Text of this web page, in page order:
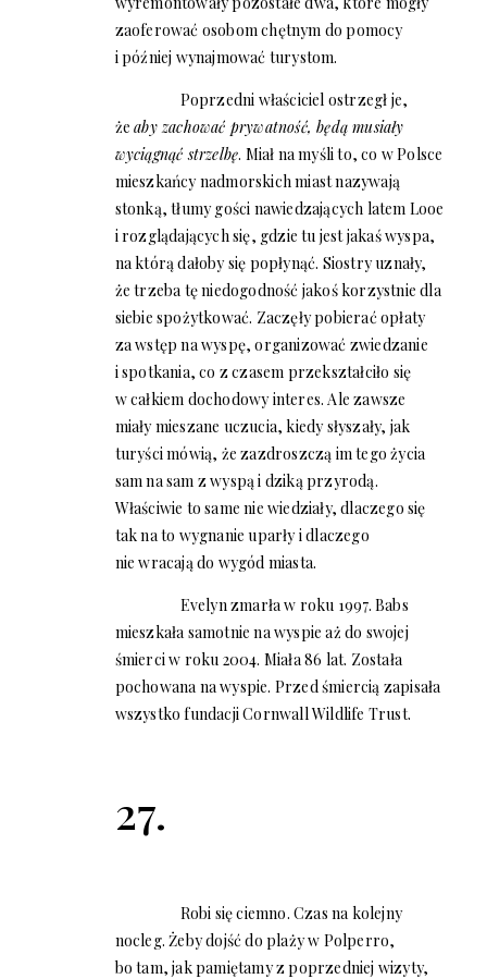
zaoferować osobom chętnym do pomocy
i później wynajmować turystom.
Poprzedni właściciel ostrzegł je,
żeaby zachować prywatność, będą musiały
wyciągnąć strzelbę. Miał na myśli to, co w Polsce
mieszkańcy nadmorskich miast nazywają
stonką, tłumy gości nawiedzających latem Looe
i rozglądających się, gdzie tu jest jakaś wyspa,
na którą dałoby się popłynąć. Siostry uznały,
że trzeba tę niedogodność jakoś korzystnie dla
siebie spożytkować. Zaczęły pobierać opłaty
za wstęp na wyspę, organizować zwiedzanie
i spotkania, co z czasem przekształciło się
w całkiem dochodowy interes. Ale zawsze
miały mieszane uczucia, kiedy słyszały, jak
turyści mówią, że zazdroszczą im tego życia
sam na sam z wyspą i dziką przyrodą.
Właściwie to same nie wiedziały, dlaczego się
tak na to wygnanie uparły i dlaczego
nie wracają do wygód miasta.
Evelyn zmarła w roku 1997. Babs
mieszkała samotnie na wyspie aż do swojej
śmierci w roku 2004. Miała 86 lat. Została
pochowana na wyspie. Przed śmiercią zapisała
wszystko fundacji Cornwall Wildlife Trust.
27.
Robi się ciemno. Czas na kolejny
nocleg. Żeby dojść do plaży w Polperro,
bo tam, jak pamiętamy z poprzedniej wizyty,